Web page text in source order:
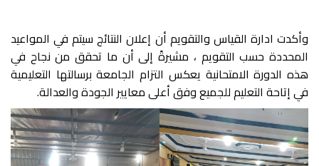
وأكدت ادارة القياس والتقويم أن إعلان النتائج سيتم في المواعيد
المحددة حسب التقويم ، مشيرةً إلى أن ما تحقق من نجاح في
هذه الدورة الامتحانية يعكس التزام الجامعة برسالتها التعليمية
في إتاحة التعليم للجميع وفق أعلى معايير الجودة والعدالة.